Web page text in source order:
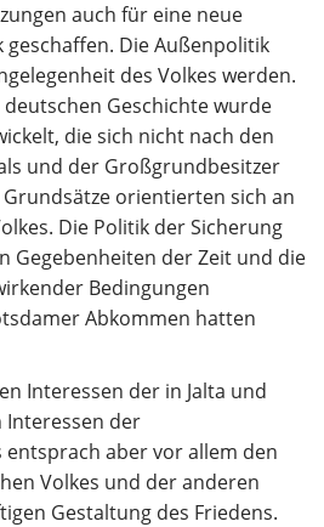
auch für eine neue
Die Außenpolitik
des Volkes werden.
Geschichte wurde
die sich nicht nach den
und der Großgrundbesitzer
orientierten sich an
Die Politik der Sicherung
Gegebenheiten der Zeit und die
Bedingungen
Abkommen hatten
Interessen der in Jalta und
der
entsprach aber vor allem den
Volkes und der anderen
Gestaltung des Friedens.